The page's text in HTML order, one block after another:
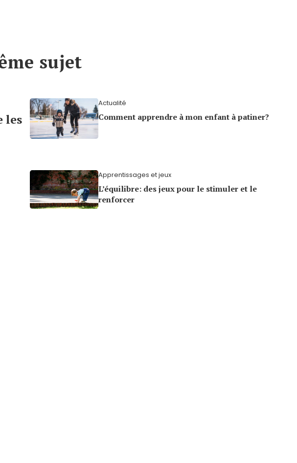
sujet
les
Actualité
Comment apprendre à mon enfant à patiner?
Apprentissages et jeux
L’équilibre: des jeux pour le stimuler et le
renforcer